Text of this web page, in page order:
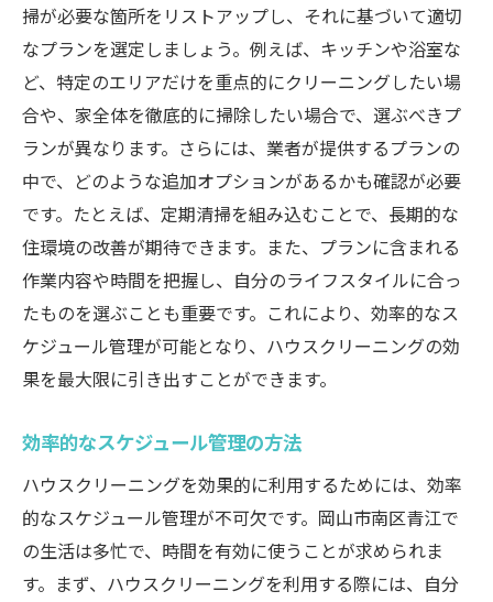
掃が必要な箇所をリストアップし、それに基づいて適切
なプランを選定しましょう。例えば、キッチンや浴室な
ど、特定のエリアだけを重点的にクリーニングしたい場
合や、家全体を徹底的に掃除したい場合で、選ぶべきプ
ランが異なります。さらには、業者が提供するプランの
中で、どのような追加オプションがあるかも確認が必要
です。たとえば、定期清掃を組み込むことで、長期的な
住環境の改善が期待できます。また、プランに含まれる
作業内容や時間を把握し、自分のライフスタイルに合っ
たものを選ぶことも重要です。これにより、効率的なス
ケジュール管理が可能となり、ハウスクリーニングの効
果を最大限に引き出すことができます。
効率的なスケジュール管理の方法
ハウスクリーニングを効果的に利用するためには、効率
的なスケジュール管理が不可欠です。岡山市南区青江で
の生活は多忙で、時間を有効に使うことが求められま
す。まず、ハウスクリーニングを利用する際には、自分